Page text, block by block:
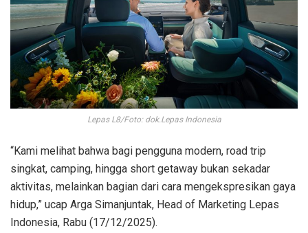
Lepas L8/Foto: dok.Lepas Indonesia
“Kami melihat bahwa bagi pengguna modern, road trip
singkat, camping, hingga short getaway bukan sekadar
aktivitas, melainkan bagian dari cara mengekspresikan gaya
hidup,” ucap Arga Simanjuntak, Head of Marketing Lepas
Indonesia, Rabu (17/12/2025).